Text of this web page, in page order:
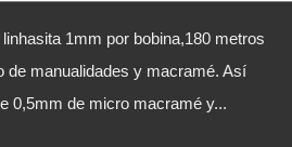
1mm por bobina,180 metros
de manualidades y macramé. Así
0,5mm de micro macramé y...